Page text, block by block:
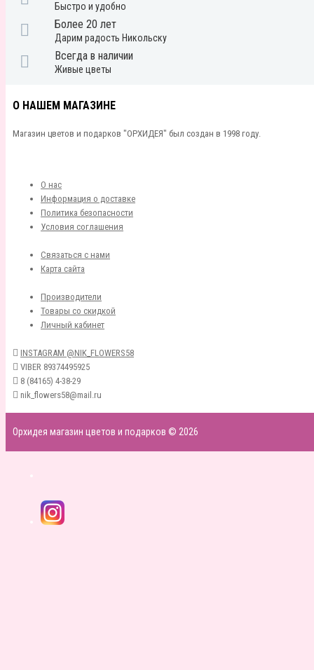
Быстро и удобно
Более 20 лет
Дарим радость Никольску
Всегда в наличии
Живые цветы
О НАШЕМ МАГАЗИНЕ
Магазин цветов и подарков "ОРХИДЕЯ" был создан в 1998 году.
О нас
Информация о доставке
Политика безопасности
Условия соглашения
Связаться с нами
Карта сайта
Производители
Товары со скидкой
Личный кабинет
INSTAGRAM @NIK_FLOWERS58
VIBER 89374495925
8 (84165) 4-38-29
nik_flowers58@mail.ru
Орхидея магазин цветов и подарков © 2026